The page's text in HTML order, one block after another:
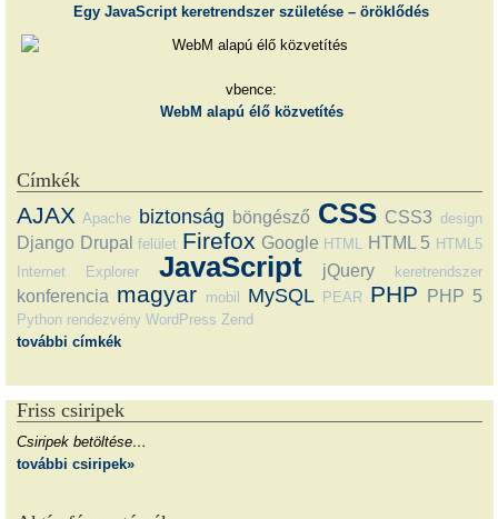
Egy JavaScript keretrendszer születése – öröklődés
vbence:
WebM alapú élő közvetítés
Címkék
AJAX Apache biztonság böngésző CSS CSS3 design
Django Drupal felület Firefox Google HTML HTML 5 HTML5
Internet Explorer
JavaScript jQuery keretrendszer
konferencia magyar mobil MySQL PEAR PHP PHP 5
Python rendezvény WordPress Zend
további címkék
Friss csiripek
Csiripek betöltése…
további csiripek»